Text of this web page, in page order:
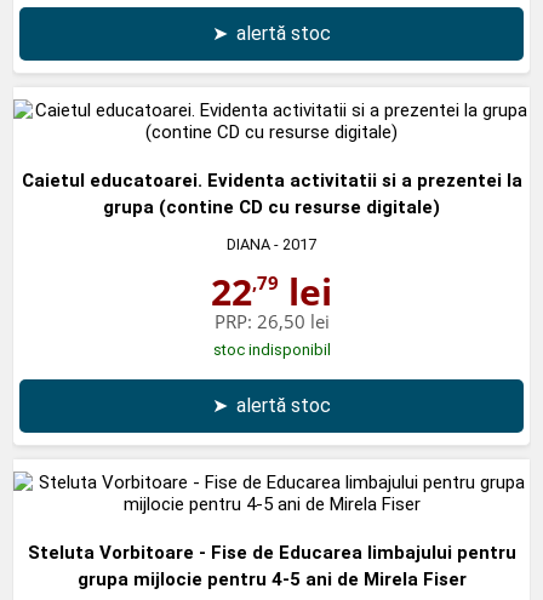
➤ alertă stoc
Caietul educatoarei. Evidenta activitatii si a prezentei la
grupa (contine CD cu resurse digitale)
DIANA - 2017
22,79 lei
PRP: 26,50 lei
stoc indisponibil
➤ alertă stoc
Steluta Vorbitoare - Fise de Educarea limbajului pentru
grupa mijlocie pentru 4-5 ani de Mirela Fiser